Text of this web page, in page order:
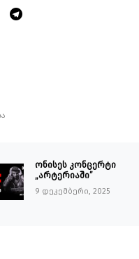
ონისეს კონცერტი
„არტერიაში”
9 დეკემბერი, 2025